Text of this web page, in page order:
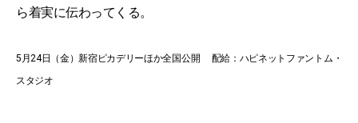
ら着実に伝わってくる。
5月24日（金）新宿ピカデリーほか全国公開 配給：ハピネットファントム・
スタジオ